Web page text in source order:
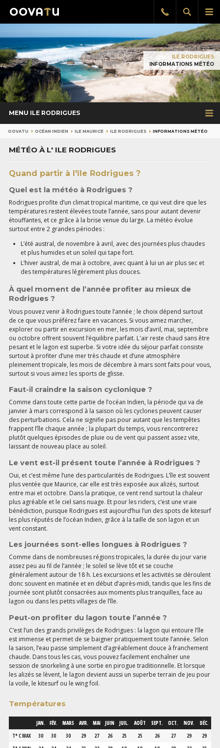
le
Afficher
la
Rappel
gratuit
ILE RODRIGUES
INFORMATIONS MÉTÉO
MENU ILE RODRIGUES
OOVATU OCÉAN INDIEN ILE MAURICE ILE RODRIGUES INFORMATIONS MÉTÉO
MÉTÉO À L' ILE RODRIGUES
Quand partir à l'île Rodrigues ?
Quel est la météo à Rodrigues ?
Rodrigues profite d’un climat tropical maritime, ce qui veut dire que les
températures restent élevées toute l’année, sans pour autant devenir
étouffantes, et ce grâce à la brise venue du large. La météo évolue
surtout entre 2 grandes périodes :
L’été austral, de novembre à avril, avec des journées plus chaudes
et plus humides et un soleil qui tape fort.
L’hiver austral, de mai à octobre, avec quant à lui un air plus sec et
des températures légèrement plus douces.
À quel moment de l’année profiter au mieux de
Rodrigues ?
Vous pouvez venir à Rodrigues toute l’année ; le choix dépend surtout
de ce que vous préférez faire en vacances. Si vous aimez marcher,
explorer ou partir en excursion en mer, les mois d’avril, mai, septembre
ou octobre offrent souvent l’équilibre parfait. L'air reste chaud sans être
pesant et le lagon est superbe. Si votre idée du séjour parfait consiste
surtout à profiter d’une mer très chaude et d’une atmosphère
pleinement tropicale, les mois de décembre à mars sont faits pour vous,
surtout si vous aimez les sports de glisse.
Faut-il craindre la saison cyclonique ?
Comme dans toute cette partie de l’océan Indien, la période qui va de
janvier à mars correspond à la saison où les cyclones peuvent causer
des perturbations. Cela ne signifie pas pour autant que les tempêtes
frappent l’île chaque année ; la plupart du temps, vous rencontrerez
plutôt quelques épisodes de pluie ou de vent qui passent assez vite,
laissant de nouveau place au soleil.
Le vent est-il présent toute l’année à Rodrigues ?
Oui, et c’est même l’une des particularités de Rodrigues. L’île est souvent
plus ventée que Maurice, car elle est très exposée aux alizés, surtout
entre mai et octobre. Dans la pratique, ce vent rend surtout la chaleur
plus agréable et le ciel sans nuage. Et pour les riders, c’est une vraie
bénédiction, puisque Rodrigues est aujourd’hui l’un des spots de kitesurf
les plus réputés de l’océan Indien, grâce à la taille de son lagon et un
vent constant.
Les journées sont-elles longues à Rodrigues ?
Comme dans de nombreuses régions tropicales, la durée du jour varie
assez peu au fil de l’année ; le soleil se lève tôt et se couche
généralement autour de 18 h. Les excursions et les activités se déroulent
donc souvent en matinée et en début d’après-midi, tandis que les fins de
journée sont plutôt consacrées aux moments plus tranquilles, face au
lagon ou dans les petits villages de l’île.
Peut-on profiter du lagon toute l’année ?
C’est l’un des grands privilèges de Rodrigues : la lagon qui entoure l’île
est immense et permet de se baigner pratiquement toute l’année. Selon
la saison, l’eau passe simplement d’agréablement douce à franchement
chaude. Dans tous les cas, vous pouvez facilement enchaîner une
session de snorkeling à une sortie en pirogue traditionnelle. Et lorsque
les alizés se lèvent, le lagon devient aussi un superbe terrain de jeu pour
la voile, le kitesurf ou le wing foil.
Températures
JAN. FÉV. MARS AVR. MAI JUIN JUIL. AOÛT SEPT. OCT. NOV.
DÉC.
T° C MAX
30 30 30 29 27 26 25 25 26 27 29
29